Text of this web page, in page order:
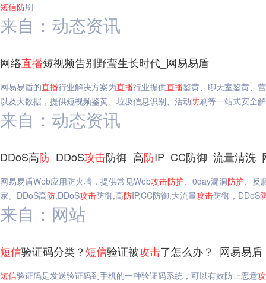
短信防刷
来自：动态资讯
网络直播短视频告别野蛮生长时代_网易易盾
网易易盾的直播行业解决方案为直播行业提供直播鉴黄、聊天室鉴黄、
以及大数据，提供短视频鉴黄、垃圾信息识别、活动防刷等一站式安全
来自：动态资讯
DDoS高防 _DDoS攻击防御_高防IP_CC防御_流量清洗_
网易易盾Web应用防火墙，提供常见Web攻击防护、0day漏洞防护、反
家。DDoS高防,DDoS攻击防御,高防IP,CC防御,大流量攻击防御，DDoS
来自：网站
短信验证码分类？短信验证被攻击了怎么办？_网易易盾
短信验证码是发送验证码到手机的一种验证码系统，可以有效防止恶意